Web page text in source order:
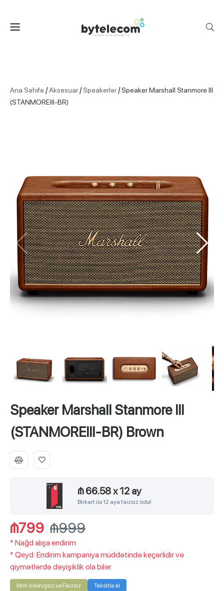
Ana Səhifə /Aksesuar/Speakerlər/Speaker Marshall Stanmore III
(STANMOREIII-BR)
Speaker Marshall Stanmore III
(STANMOREIII-BR) Brown
₼ 66.58x12 ay
Birkart ilə 12 aya faizsiz ödə!
₼799 ₼999
* Nağd alışa endirim
* Qeyd: Endirim kampaniya müddətində keçərlidir və
qiymətlərdə dəyişiklik ola bilər.
İlkin ödənişsiz və Faizsiz Taksitlə al